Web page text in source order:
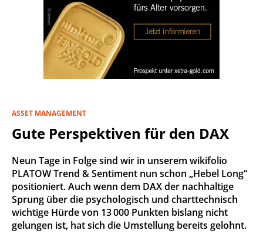
ASSET MANAGEMENT
Gute Perspektiven für den DAX
Neun Tage in Folge sind wir in unserem wikifolio
PLATOW Trend & Sentiment nun schon „Hebel Long“
positioniert. Auch wenn dem DAX der nachhaltige
Sprung über die psychologisch und charttechnisch
wichtige Hürde von 13 000 Punkten bislang nicht
gelungen ist, hat sich die Umstellung bereits gelohnt.